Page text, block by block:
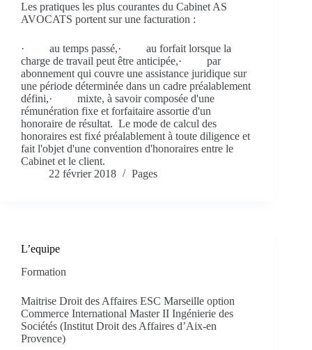
Les pratiques les plus courantes du Cabinet AS
AVOCATS portent sur une facturation :
· au temps passé,· au forfait lorsque la
charge de travail peut être anticipée,· par
abonnement qui couvre une assistance juridique sur
une période déterminée dans un cadre préalablement
défini,· mixte, à savoir composée d'une
rémunération fixe et forfaitaire assortie d'un
honoraire de résultat. Le mode de calcul des
honoraires est fixé préalablement à toute diligence et
fait l'objet d'une convention d'honoraires entre le
Cabinet et le client.
22 février 2018
Pages
L’equipe
Formation
Maitrise Droit des Affaires ESC Marseille option
Commerce International Master II Ingénierie des
Sociétés (Institut Droit des Affaires d’Aix-en
Provence)